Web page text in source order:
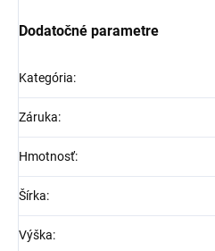
Dodatočné parametre
Kategória:
Záruka:
Hmotnosť:
Šírka:
Výška: